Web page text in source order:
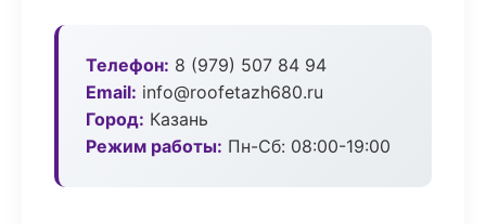
Телефон: 8 (979) 507 84 94
Email: info@roofetazh680.ru
Город: Казань
Режим работы: Пн-Сб: 08:00-19:00